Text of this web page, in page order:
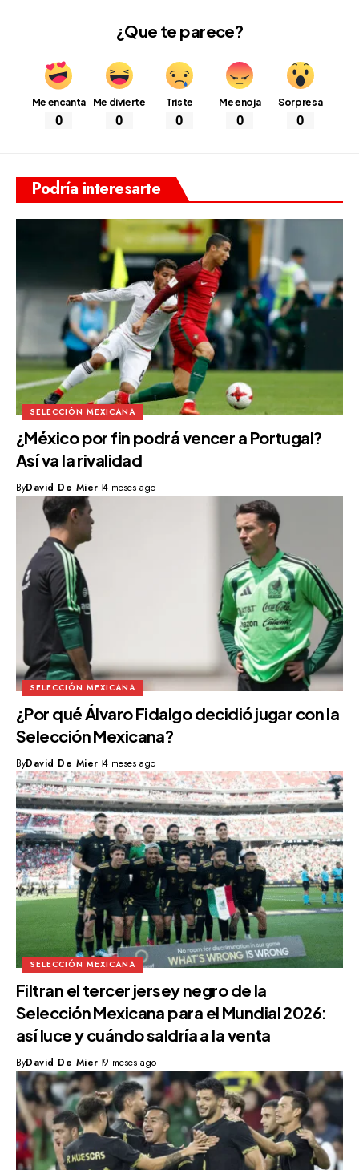
¿Que te parece?
Me encanta
0
Me divierte
0
Triste
0
Me enoja
0
Sorpresa
0
Podría interesarte
SELECCIÓN MEXICANA
¿México por fin podrá vencer a Portugal?
Así va la rivalidad
ByDavid De Mier 4 meses ago
SELECCIÓN MEXICANA
¿Por qué Álvaro Fidalgo decidió jugar con la
Selección Mexicana?
ByDavid De Mier 4 meses ago
SELECCIÓN MEXICANA
Filtran el tercer jersey negro de la
Selección Mexicana para el Mundial 2026:
así luce y cuándo saldría a la venta
ByDavid De Mier 9 meses ago